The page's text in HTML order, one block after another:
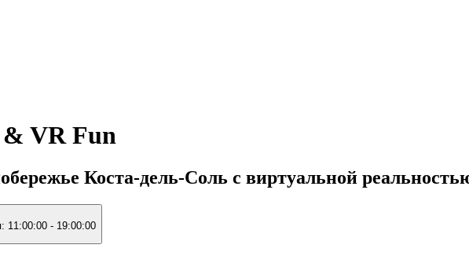
VR Fun
Коста-дель-Соль с виртуальной
11:00:00 - 19:00:00